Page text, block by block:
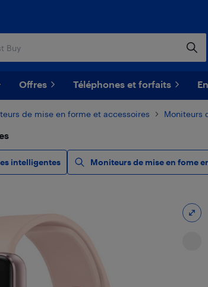
Offres Téléphones et forfaits
de mise en forme et accessoires Moniteurs
intelligentes Moniteurs de mise en fome